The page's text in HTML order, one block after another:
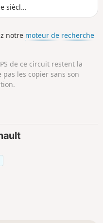
siècle,
Le parc
une
notre moteur de recherche
de ce circuit restent la
les copier sans son